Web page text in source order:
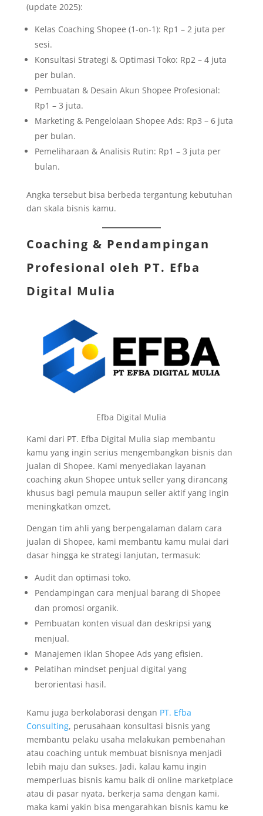
(update 2025):
Kelas Coaching Shopee (1-on-1): Rp1 – 2 juta per
sesi.
Konsultasi Strategi & Optimasi Toko: Rp2 – 4 juta
per bulan.
Pembuatan & Desain Akun Shopee Profesional:
Rp1 – 3 juta.
Marketing & Pengelolaan Shopee Ads: Rp3 – 6 juta
per bulan.
Pemeliharaan & Analisis Rutin: Rp1 – 3 juta per
bulan.
Angka tersebut bisa berbeda tergantung kebutuhan
dan skala bisnis kamu.
Coaching & Pendampingan
Profesional oleh PT. Efba
Digital Mulia
Efba Digital Mulia
Kami dari PT. Efba Digital Mulia siap membantu
kamu yang ingin serius mengembangkan bisnis dan
jualan di Shopee. Kami menyediakan layanan
coaching akun Shopee untuk seller yang dirancang
khusus bagi pemula maupun seller aktif yang ingin
meningkatkan omzet.
Dengan tim ahli yang berpengalaman dalam cara
jualan di Shopee, kami membantu kamu mulai dari
dasar hingga ke strategi lanjutan, termasuk:
Audit dan optimasi toko.
Pendampingan cara menjual barang di Shopee
dan promosi organik.
Pembuatan konten visual dan deskripsi yang
menjual.
Manajemen iklan Shopee Ads yang efisien.
Pelatihan mindset penjual digital yang
berorientasi hasil.
Kamu juga berkolaborasi dengan PT. Efba
Consulting, perusahaan konsultasi bisnis yang
membantu pelaku usaha melakukan pembenahan
atau coaching untuk membuat bisnisnya menjadi
lebih maju dan sukses. Jadi, kalau kamu ingin
memperluas bisnis kamu baik di online marketplace
atau di pasar nyata, berkerja sama dengan kami,
maka kami yakin bisa mengarahkan bisnis kamu ke